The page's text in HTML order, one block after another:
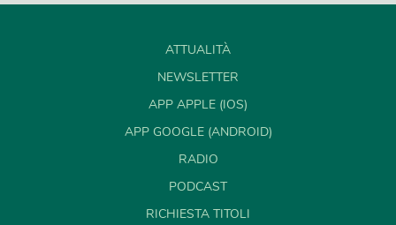
ATTUALITÀ
NEWSLETTER
APP APPLE (IOS)
APP GOOGLE (ANDROID)
RADIO
PODCAST
RICHIESTA TITOLI